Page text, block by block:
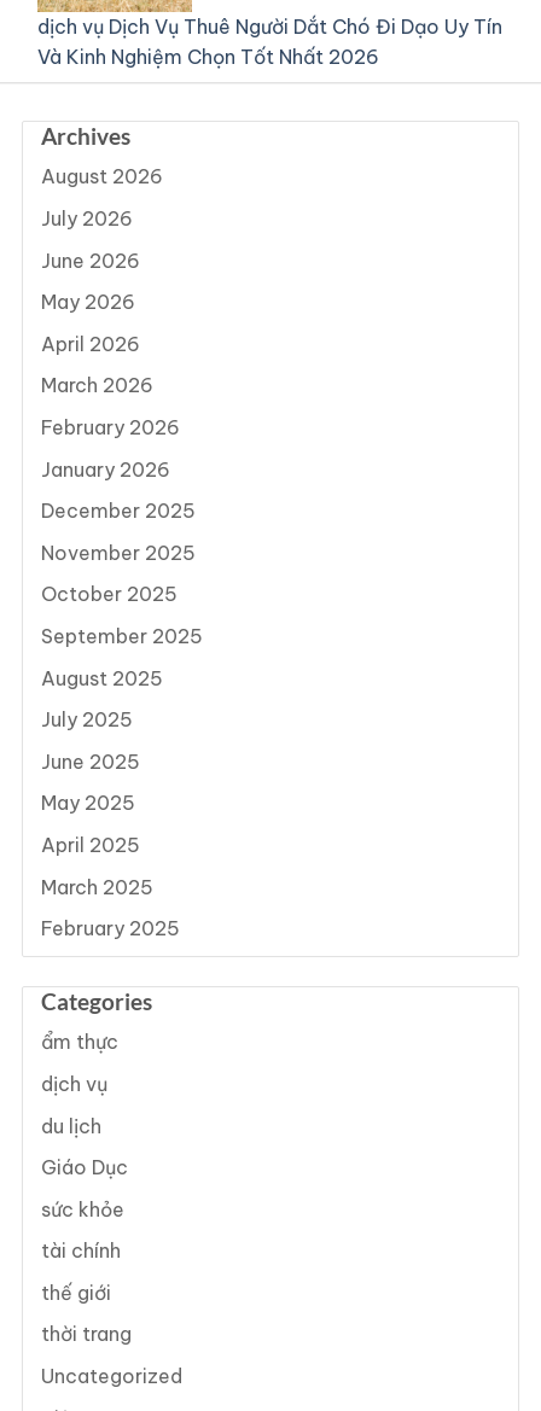
dịch vụ Dịch Vụ Thuê Người Dắt Chó Đi Dạo Uy Tín
Và Kinh Nghiệm Chọn Tốt Nhất 2026
Archives
August 2026
July 2026
June 2026
May 2026
April 2026
March 2026
February 2026
January 2026
December 2025
November 2025
October 2025
September 2025
August 2025
July 2025
June 2025
May 2025
April 2025
March 2025
February 2025
Categories
ẩm thực
dịch vụ
du lịch
Giáo Dục
sức khỏe
tài chính
thế giới
thời trang
Uncategorized